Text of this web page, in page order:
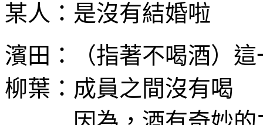
某人：是沒有結婚啦
濱田：（指著不喝酒）
柳葉：成員之間沒有喝